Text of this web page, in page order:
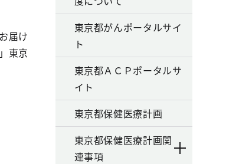
届け
東京
東京都がんポータルサイ
ト
東京都ＡＣＰポータルサ
イト
東京都保健医療計画
東京都保健医療計画関
連事項